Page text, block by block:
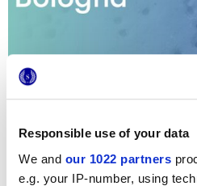
Responsible use of your data
We and our 1022 partners
e.g. your IP-number, using